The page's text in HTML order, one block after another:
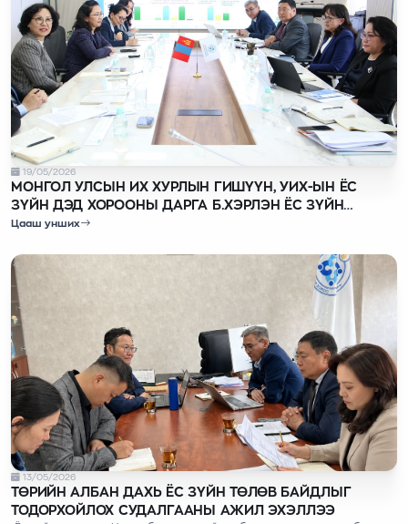
19/05/2026
МОНГОЛ УЛСЫН ИХ ХУРЛЫН ГИШҮҮН, УИХ-ЫН ЁС
ЗҮЙН ДЭД ХОРООНЫ ДАРГА Б.ХЭРЛЭН ЁС ЗҮЙН
ХОРООНД АЖИЛЛАВ
Цааш унших
13/05/2026
ТӨРИЙН АЛБАН ДАХЬ ЁС ЗҮЙН ТӨЛӨВ БАЙДЛЫГ
ТОДОРХОЙЛОХ СУДАЛГААНЫ АЖИЛ ЭХЭЛЛЭЭ